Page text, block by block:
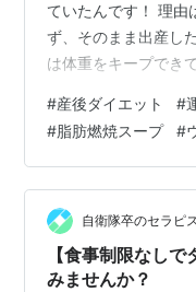
ていたんです！ 理由
ず、そのまま出産し
は体重をキープでき
それから半年後、増
るくらい元通りにな
いけど、運動したく
なわがままな考えで
と思います。 スター
#産後ダイエット #
#脂肪燃焼スープ #
自衛隊卒のセラピ
【食事制限なし
みませんか？